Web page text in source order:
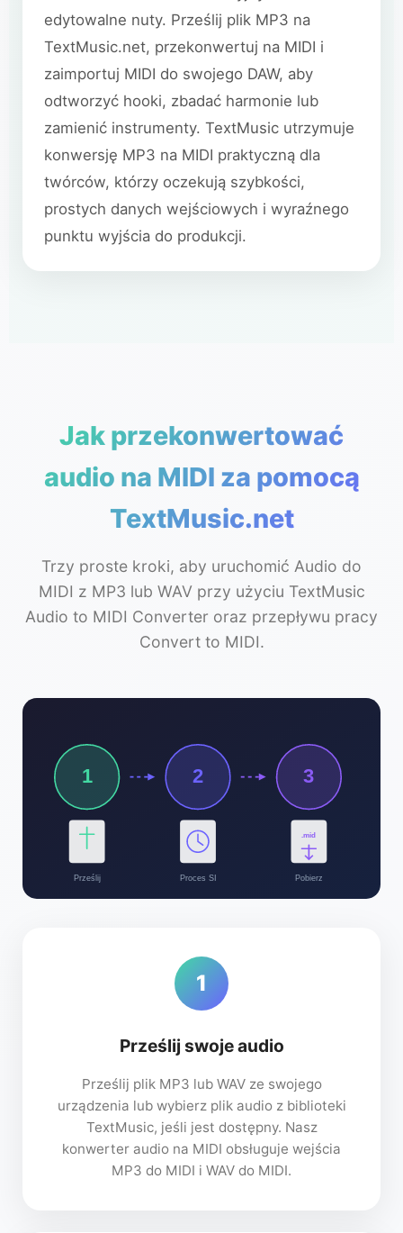
edytowalne nuty. Prześlij plik MP3 na
TextMusic.net, przekonwertuj na MIDI i
zaimportuj MIDI do swojego DAW, aby
odtworzyć hooki, zbadać harmonie lub
zamienić instrumenty. TextMusic utrzymuje
konwersję MP3 na MIDI praktyczną dla
twórców, którzy oczekują szybkości,
prostych danych wejściowych i wyraźnego
punktu wyjścia do produkcji.
Jak przekonwertować
audio na MIDI za pomocą
TextMusic.net
Trzy proste kroki, aby uruchomić Audio do
MIDI z MP3 lub WAV przy użyciu TextMusic
Audio to MIDI Converter oraz przepływu pracy
Convert to MIDI.
1
Prześlij
2
Proces SI
3
.mid
Pobierz
1
Prześlij swoje audio
Prześlij plik MP3 lub WAV ze swojego
urządzenia lub wybierz plik audio z biblioteki
TextMusic, jeśli jest dostępny. Nasz
konwerter audio na MIDI obsługuje wejścia
MP3 do MIDI i WAV do MIDI.